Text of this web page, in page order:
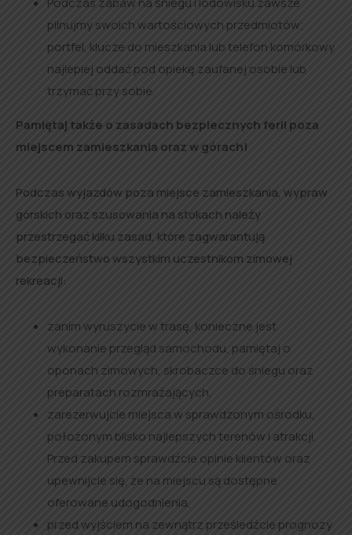
pilnujmy swoich wartościowych przedmiotów;
portfel, klucze do mieszkania lub telefon komórkowy
najlepiej oddać pod opiekę zaufanej osobie lub
trzymać przy sobie.
Pamiętaj także o zasadach bezpiecznych ferii poza
miejscem zamieszkania oraz w górach!
Podczas wyjazdów poza miejsce zamieszkania, wypraw
górskich oraz szusowania na stokach należy
przestrzegać kilku zasad, które zagwarantują
bezpieczeństwo wszystkim uczestnikom zimowej
rekreacji:
zanim wyruszycie w trasę, konieczne jest
wykonanie przegląd samochodu, pamiętaj o
oponach zimowych, skrobaczce do śniegu oraz
preparatach rozmrażających,
zarezerwujcie miejsca w sprawdzonym ośrodku,
położonym blisko najlepszych terenów i atrakcji.
Przed zakupem sprawdźcie opinie klientów oraz
upewnijcie się, że na miejscu są dostępne
oferowane udogodnienia,
przed wyjściem na zewnątrz prześledźcie prognozy